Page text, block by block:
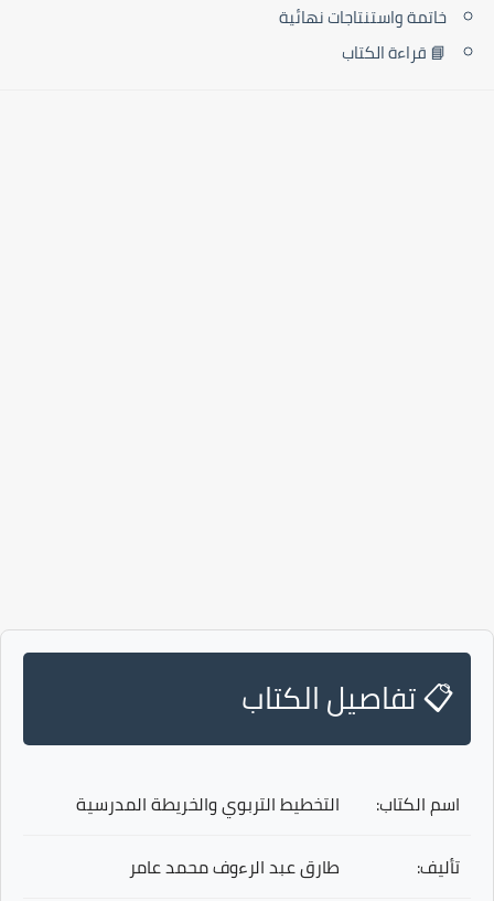
خاتمة واستنتاجات نهائية
📘 قراءة الكتاب
📋 تفاصيل الكتاب
اسم الكتاب:
التخطيط التربوي والخريطة المدرسية
تأليف:
طارق عبد الرءوف محمد عامر